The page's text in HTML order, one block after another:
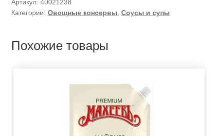
Артикул: 40021238
Категории: Овощные консервы Соусы и супы
Похожие товары